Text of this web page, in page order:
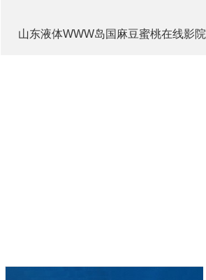
山东液体WWW岛国麻豆蜜桃在线影院